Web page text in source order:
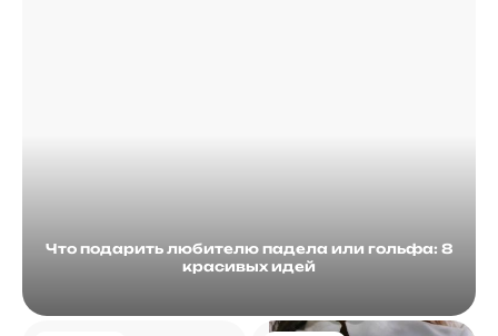
Что подарить любителю падела или гольфа: 8
красивых идей